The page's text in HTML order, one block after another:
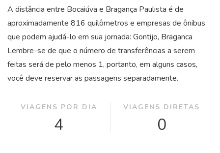
A distância entre Bocaiúva e Bragança Paulista é de
aproximadamente 816 quilômetros e empresas de ônibus
que podem ajudá-lo em sua jornada: Gontijo, Braganca
Lembre-se de que o número de transferências a serem
feitas será de pelo menos 1, portanto, em alguns casos,
você deve reservar as passagens separadamente.
VIAGENS POR DIA
4
VIAGENS DIRETAS
0